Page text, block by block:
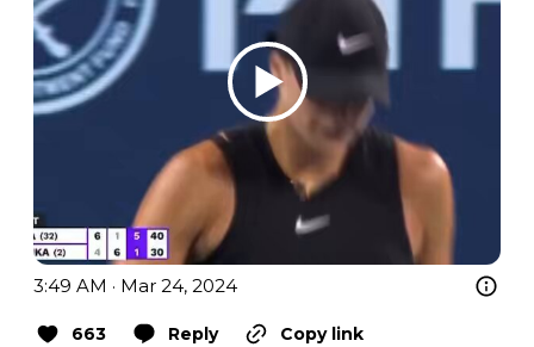
3:49 AM · Mar 24, 2024
663 Reply
Copy link